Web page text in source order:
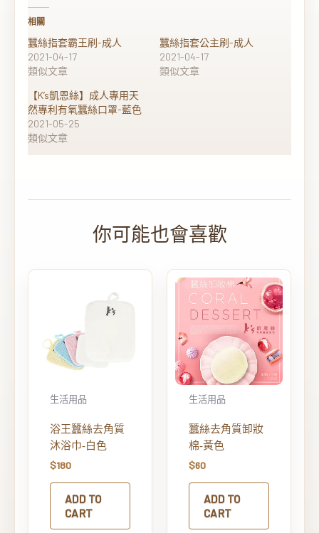
相關
蠶絲指套霸王刷-成人
2021-04-17
類似文章
蠶絲指套公主刷-成人
2021-04-17
類似文章
【K’s凱恩絲】成人專用天
然專利有氧蠶絲口罩-藍色
2021-05-25
類似文章
生活用品
浴王蠶絲去角質
沐浴巾-白色
$180
ADD TO
CART
生活用品
蠶絲去角質卸妝
棉-黃色
$60
ADD TO
CART